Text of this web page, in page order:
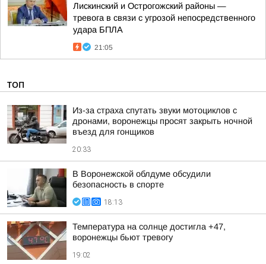
Лискинский и Острогожский районы —
тревога в связи с угрозой непосредственного
удара БПЛА
21:05
ТОП
Из-за страха спутать звуки мотоциклов с
дронами, воронежцы просят закрыть ночной
въезд для гонщиков
20:33
В Воронежской облдуме обсудили
безопасность в спорте
18:13
Температура на солнце достигла +47,
воронежцы бьют тревогу
19:02